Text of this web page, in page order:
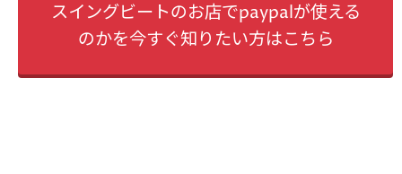
スイングビートのお店でpaypalが使える
のかを今すぐ知りたい方はこちら